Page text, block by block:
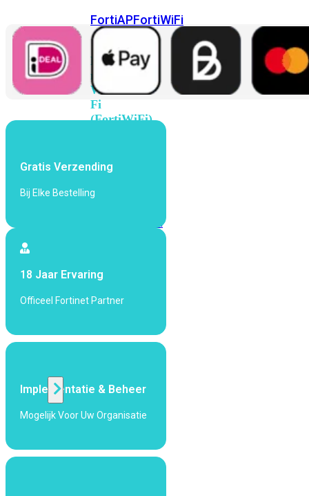
FortiAPFortiWiFi
FortiGate
met
Wi-
Fi
(FortiWiFi)
30G
31G
40F
FortiWiFi
70G
71GFortiWiFi
Alle
Gratis Verzending
Bij Elke Bestelling
18 Jaar Ervaring
Officeel Fortinet Partner
Implementatie & Beheer
Mogelijk Voor Uw Organisatie